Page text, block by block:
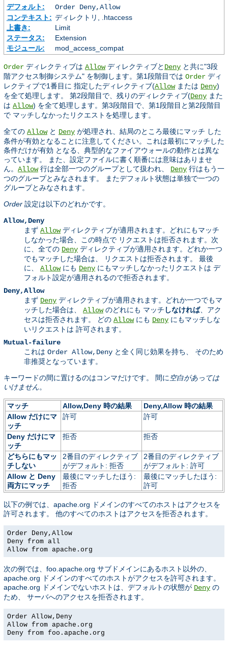
デフォルト:
Order Deny,Allow
コンテキスト: ディレクトリ, .htaccess
上書き:
Limit
ステータス:
Extension
モジュール:
mod_access_compat
Order ディレクティブは Allowディレクティブと Deny と共に"3段
階アクセス制御システム" を制御します。第1段階目では Order ディ
レクティブで1番目に 指定したディレクティブ(Allowまたは Deny)
を全て処理します。 第2段階目で、残りのディレクティブ(Deny また
は Allow) を全て処理します。第3段階目で、第1段階目と第2段階目
で マッチしなかったリクエストを処理します。
全ての Allowと Deny が処理され、結局のところ最後にマッチ した
条件が有効となることに注意してください。これは最初にマッチした
条件だけが有効 となる、典型的なファイアウォールの動作とは異な
っています。 また、設定ファイルに書く順番には意味はありませ
ん。 Allow行は全部一つのグループとして扱われ、 Deny 行はもう一
つのグループとみなされます。 またデフォルト状態は単独で一つの
グループとみなされます。
Order 設定は以下のどれかです。
Allow,Deny
まず Allowディレクティブが適用されます。どれにもマッチ
しなかった場合、この時点で リクエストは拒否されます。次
に、全ての Deny ディレクティブが適用されます。どれか一つ
でもマッチした場合は、 リクエストは拒否されます。 最後
に、 Allowにも Deny にもマッチしなかったリクエストは デ
フォルト設定が適用されるので拒否されます。
Deny,Allow
まず Deny ディレクティブが適用されます。どれか一つでもマ
ッチした場合は、 Allowのどれにも マッチ しなければ、アク
セスは拒否されます。 どの Allowにも Deny にもマッチしな
いリクエストは 許可されます。
Mutual-failure
これは Order Allow,Deny と全く同じ効果を持ち、 そのため
非推奨となっています。
キーワードの間に置けるのはコンマだけです。 間に 空白があっては
いけません。
マッチ Allow,Deny 時の結果
Deny,Allow 時の結果
Allow だけにマ
ッチ
許可 許可
Deny だけにマ
ッチ
拒否 拒否
どちらにもマッ
チしない
2番目のディレクティブ
がデフォルト: 拒否
2番目のディレクティブ
がデフォルト: 許可
Allow と Deny
両方にマッチ
最後にマッチしたほう:
拒否
最後にマッチしたほう:
許可
以下の例では、apache.org ドメインのすべてのホストはアクセスを
許可されます。 他のすべてのホストはアクセスを拒否されます。
Order Deny,Allow
Deny from all
Allow from apache.org
次の例では、foo.apache.org サブドメインにあるホスト以外の、
apache.org ドメインのすべてのホストがアクセスを許可されます。
apache.org ドメインでないホストは、デフォルトの状態が Deny の
ため、 サーバへのアクセスを拒否されます。
Order Allow,Deny
Allow from apache.org
Deny from foo.apache.org